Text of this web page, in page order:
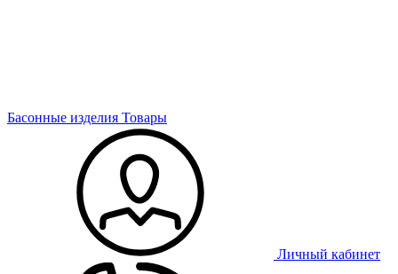
Басонные изделия Товары
Личный кабинет